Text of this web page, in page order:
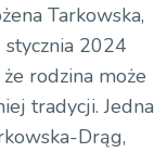
Tarkowska,
stycznia 2024
rodzina może
tradycji. Jedna
Drąg,